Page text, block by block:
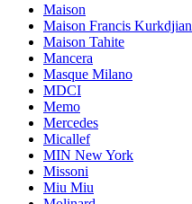
Maison
Maison Francis Kurkdjian
Maison Tahite
Mancera
Masque Milano
MDCI
Memo
Mercedes
Micallef
MIN New York
Missoni
Miu Miu